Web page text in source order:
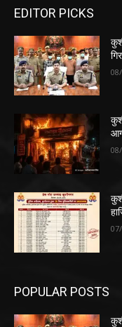
EDITOR PICKS
POPULAR POSTS